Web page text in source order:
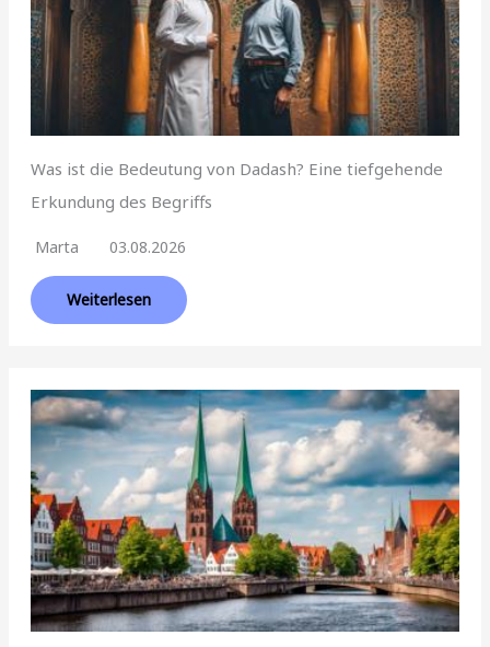
Was ist die Bedeutung von Dadash? Eine tiefgehende
Erkundung des Begriffs
Marta 03.08.2026
Weiterlesen